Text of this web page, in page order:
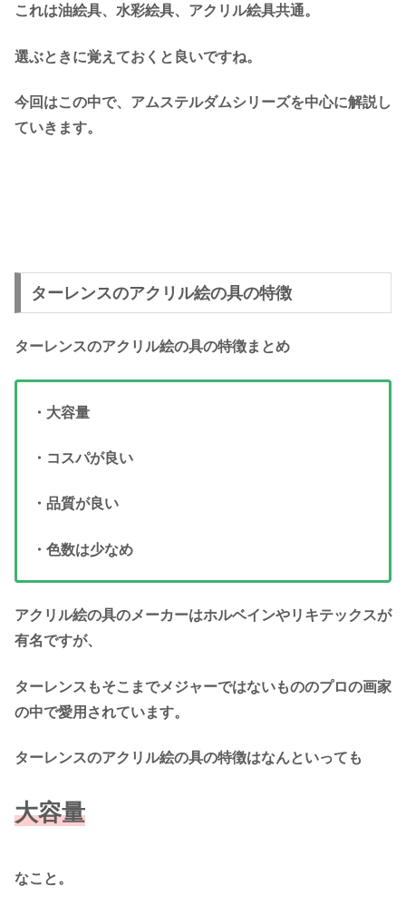
これは油絵具、水彩絵具、アクリル絵具共通。
選ぶときに覚えておくと良いですね。
今回はこの中で、アムステルダムシリーズを中心に解説し
ていきます。
ターレンスのアクリル絵の具の特徴
ターレンスのアクリル絵の具の特徴まとめ
・大容量
・コスパが良い
・品質が良い
・色数は少なめ
アクリル絵の具のメーカーはホルベインやリキテックスが
有名ですが、
ターレンスもそこまでメジャーではないもののプロの画家
の中で愛用されています。
ターレンスのアクリル絵の具の特徴はなんといっても
大容量
なこと。